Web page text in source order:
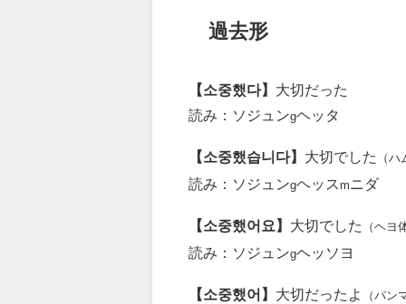
過去形
【소중했다】 大切だった
読み：ソジュンgヘッタ
【소중했습니다】 大切でした （ハ
読み：ソジュンgヘッス m ニダ
【소중했어요】 大切でした （ヘヨ
読み：ソジュンgヘッソヨ
【소중했어】 大切だったよ （パン